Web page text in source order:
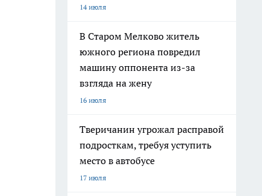
14 июля
В Старом Мелково житель
южного региона повредил
машину оппонента из-за
взгляда на жену
16 июля
Тверичанин угрожал расправой
подросткам, требуя уступить
место в автобусе
17 июля